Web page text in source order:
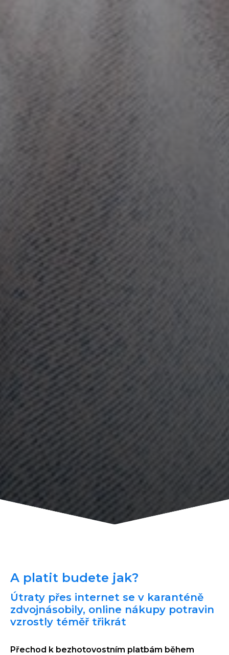
A platit budete jak?
Útraty přes internet se v karanténě
zdvojnásobily, online nákupy potravin
vzrostly téměř třikrát
Přechod k bezhotovostním platbám během